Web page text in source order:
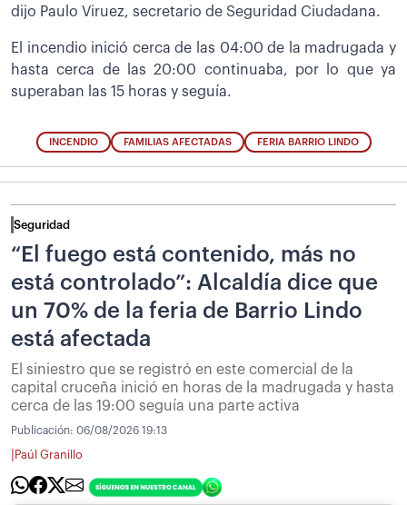
dijo Paulo Viruez, secretario de Seguridad Ciudadana.
El incendio inició cerca de las 04:00 de la madrugada y
hasta cerca de las 20:00 continuaba, por lo que ya
superaban las 15 horas y seguía.
INCENDIO FAMILIAS AFECTADAS FERIA BARRIO LINDO
Seguridad
“El fuego está contenido, más no
está controlado”: Alcaldía dice que
un 70% de la feria de Barrio Lindo
está afectada
El siniestro que se registró en este comercial de la
capital cruceña inició en horas de la madrugada y hasta
cerca de las 19:00 seguía una parte activa
Publicación: 06/08/2026 19:13
Paúl Granillo